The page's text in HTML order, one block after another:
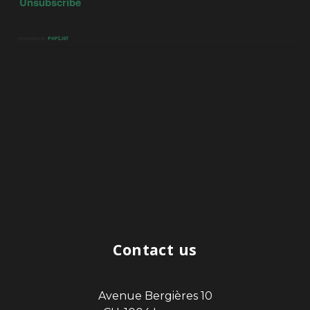
Contact us
Avenue Bergières 10